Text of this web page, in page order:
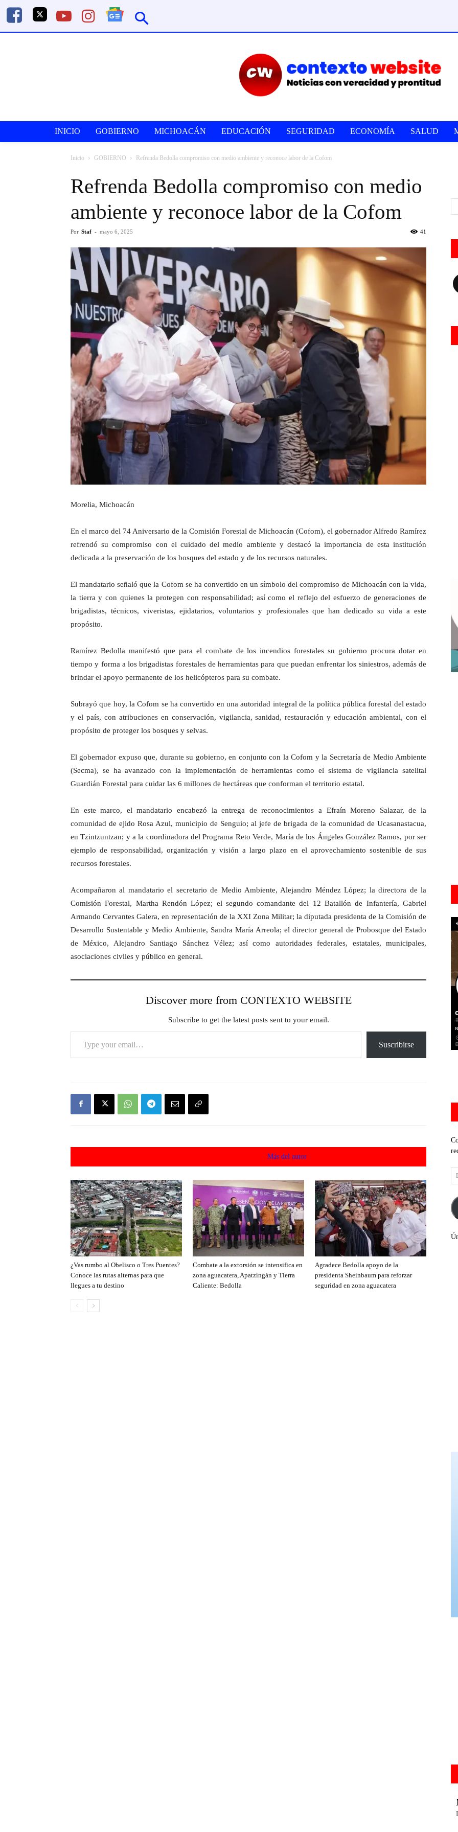
INICIO GOBIERNO MICHOACÁN EDUCACIÓN SEGURIDAD ECONOMÍA SALUD
Inicio GOBIERNO Refrenda Bedolla compromiso con medio ambiente y reconoce labor de la Cofom
Refrenda Bedolla compromiso con medio
ambiente y reconoce labor de la Cofom
Por Staf - mayo 6, 2025 41
Morelia, Michoacán
En el marco del 74 Aniversario de la Comisión Forestal de Michoacán (Cofom), el gobernador Alfredo Ramírez
refrendó su compromiso con el cuidado del medio ambiente y destacó la importancia de esta institución
dedicada a la preservación de los bosques del estado y de los recursos naturales.
El mandatario señaló que la Cofom se ha convertido en un símbolo del compromiso de Michoacán con la vida,
la tierra y con quienes la protegen con responsabilidad; así como el reflejo del esfuerzo de generaciones de
brigadistas, técnicos, viveristas, ejidatarios, voluntarios y profesionales que han dedicado su vida a este
propósito.
Ramírez Bedolla manifestó que para el combate de los incendios forestales su gobierno procura dotar en
tiempo y forma a los brigadistas forestales de herramientas para que puedan enfrentar los siniestros, además de
brindar el apoyo permanente de los helicópteros para su combate.
Subrayó que hoy, la Cofom se ha convertido en una autoridad integral de la política pública forestal del estado
y el país, con atribuciones en conservación, vigilancia, sanidad, restauración y educación ambiental, con el
propósito de proteger los bosques y selvas.
El gobernador expuso que, durante su gobierno, en conjunto con la Cofom y la Secretaría de Medio Ambiente
(Secma), se ha avanzado con la implementación de herramientas como el sistema de vigilancia satelital
Guardián Forestal para cuidar las 6 millones de hectáreas que conforman el territorio estatal.
En este marco, el mandatario encabezó la entrega de reconocimientos a Efraín Moreno Salazar, de la
comunidad de ejido Rosa Azul, municipio de Senguio; al jefe de brigada de la comunidad de Ucasanastacua,
en Tzintzuntzan; y a la coordinadora del Programa Reto Verde, María de los Ángeles González Ramos, por ser
ejemplo de responsabilidad, organización y visión a largo plazo en el aprovechamiento sostenible de sus
recursos forestales.
Acompañaron al mandatario el secretario de Medio Ambiente, Alejandro Méndez López; la directora de la
Comisión Forestal, Martha Rendón López; el segundo comandante del 12 Batallón de Infantería, Gabriel
Armando Cervantes Galera, en representación de la XXI Zona Militar; la diputada presidenta de la Comisión de
Desarrollo Sustentable y Medio Ambiente, Sandra María Arreola; el director general de Probosque del Estado
de México, Alejandro Santiago Sánchez Vélez; así como autoridades federales, estatales, municipales,
asociaciones civiles y público en general.
Discover more from CONTEXTO WEBSITE
Subscribe to get the latest posts sent to your email.
Type your email…
Suscribirse
Más del autor
¿Vas rumbo al Obelisco o Tres Puentes?
Conoce las rutas alternas para que
llegues a tu destino
Combate a la extorsión se intensifica en
zona aguacatera, Apatzingán y Tierra
Caliente: Bedolla
Agradece Bedolla apoyo de la
presidenta Sheinbaum para reforzar
seguridad en zona aguacatera
de